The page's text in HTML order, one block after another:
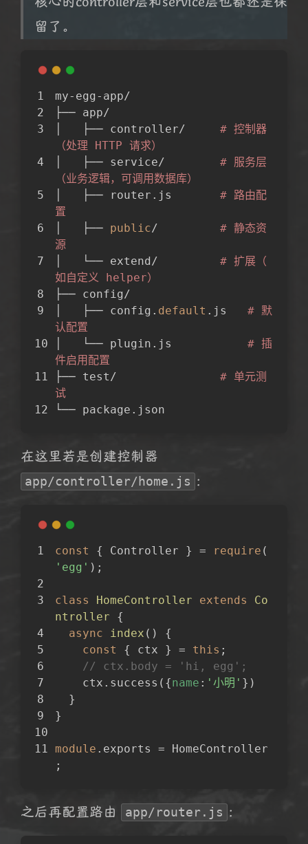
留了。
my-egg-app/
├── app/
│   ├── controller/ # 控制器
（处理 HTTP 请求）
│   ├── service/ # 服务层
（业务逻辑，可调用数据库）
│   ├── router.js # 路由配
置
│   ├── public/ # 静态资
源
│   └── extend/ # 扩展（
如自定义 helper）
├── config/
│   ├── config. default .js # 默
认配置
│   └── plugin.js # 插
件启用配置
├── test/ # 单元测
试
└── package.json
在这里若是创建控制器
app/controller/home.js ：
const { Controller } = require (
'egg' );
class HomeController extends
Co
ntroller
{
async
index ( )
{
const
{ ctx } = this ;
// ctx.body = 'hi, egg';
    ctx.success({
name : '小明' })
  }
}
module .exports = HomeController
;
之后再配置路由 app/router.js ：